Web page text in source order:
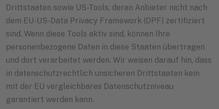
Drittstaaten sowie US-Tools, deren Anbieter nicht nach
dem EU-US-Data Privacy Framework (DPF) zertifiziert
sind. Wenn diese Tools aktiv sind, können Ihre
personenbezogene Daten in diese Staaten übertragen
und dort verarbeitet werden. Wir weisen darauf hin, dass
in datenschutzrechtlich unsicheren Drittstaaten kein
mit der EU vergleichbares Datenschutzniveau
garantiert werden kann.